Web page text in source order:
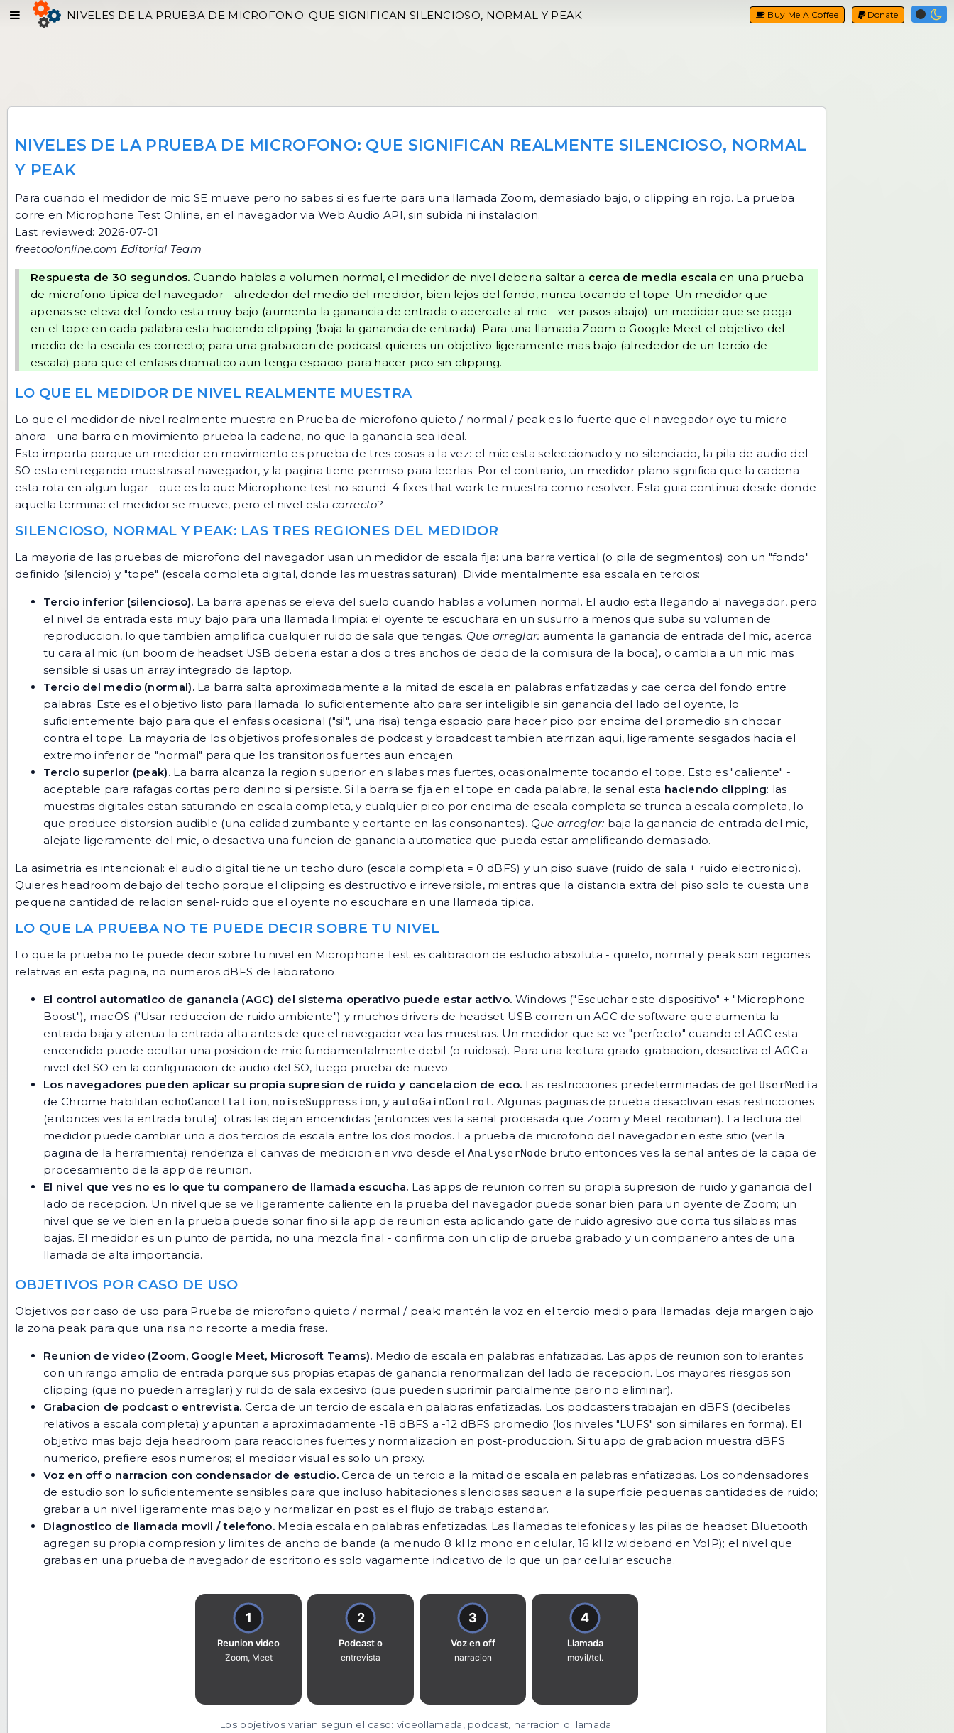
Donate
Buy Me A Coffee
NIVELES DE LA PRUEBA DE MICROFONO: QUE SIGNIFICAN SILENCIOSO, NORMAL Y PEAK
NIVELES DE LA PRUEBA DE MICROFONO: QUE SIGNIFICAN REALMENTE SILENCIOSO, NORMAL
Y PEAK
Para cuando el medidor de mic SE mueve pero no sabes si es fuerte para una llamada Zoom, demasiado bajo, o clipping en rojo. La prueba
corre en Microphone Test Online, en el navegador via Web Audio API, sin subida ni instalacion.
Last reviewed: 2026-07-01
freetoolonline.com Editorial Team
Respuesta de 30 segundos. Cuando hablas a volumen normal, el medidor de nivel deberia saltar a cerca de media escala en una prueba
de microfono tipica del navegador - alrededor del medio del medidor, bien lejos del fondo, nunca tocando el tope. Un medidor que
apenas se eleva del fondo esta muy bajo (aumenta la ganancia de entrada o acercate al mic - ver pasos abajo); un medidor que se pega
en el tope en cada palabra esta haciendo clipping (baja la ganancia de entrada). Para una llamada Zoom o Google Meet el objetivo del
medio de la escala es correcto; para una grabacion de podcast quieres un objetivo ligeramente mas bajo (alrededor de un tercio de
escala) para que el enfasis dramatico aun tenga espacio para hacer pico sin clipping.
LO QUE EL MEDIDOR DE NIVEL REALMENTE MUESTRA
Lo que el medidor de nivel realmente muestra en Prueba de microfono quieto / normal / peak es lo fuerte que el navegador oye tu micro
ahora - una barra en movimiento prueba la cadena, no que la ganancia sea ideal.
Esto importa porque un medidor en movimiento es prueba de tres cosas a la vez: el mic esta seleccionado y no silenciado, la pila de audio del
SO esta entregando muestras al navegador, y la pagina tiene permiso para leerlas. Por el contrario, un medidor plano significa que la cadena
esta rota en algun lugar - que es lo que Microphone test no sound: 4 fixes that work te muestra como resolver. Esta guia continua desde donde
aquella termina: el medidor se mueve, pero el nivel estacorrecto?
SILENCIOSO, NORMAL Y PEAK: LAS TRES REGIONES DEL MEDIDOR
La mayoria de las pruebas de microfono del navegador usan un medidor de escala fija: una barra vertical (o pila de segmentos) con un "fondo"
definido (silencio) y "tope" (escala completa digital, donde las muestras saturan). Divide mentalmente esa escala en tercios:
Tercio inferior (silencioso). La barra apenas se eleva del suelo cuando hablas a volumen normal. El audio esta llegando al navegador, pero
el nivel de entrada esta muy bajo para una llamada limpia: el oyente te escuchara en un susurro a menos que suba su volumen de
reproduccion, lo que tambien amplifica cualquier ruido de sala que tengas. Que arreglar: aumenta la ganancia de entrada del mic, acerca
tu cara al mic (un boom de headset USB deberia estar a dos o tres anchos de dedo de la comisura de la boca), o cambia a un mic mas
sensible si usas un array integrado de laptop.
Tercio del medio (normal).La barra salta aproximadamente a la mitad de escala en palabras enfatizadas y cae cerca del fondo entre
palabras. Este es el objetivo listo para llamada: lo suficientemente alto para ser inteligible sin ganancia del lado del oyente, lo
suficientemente bajo para que el enfasis ocasional ("si!", una risa) tenga espacio para hacer pico por encima del promedio sin chocar
contra el tope. La mayoria de los objetivos profesionales de podcast y broadcast tambien aterrizan aqui, ligeramente sesgados hacia el
extremo inferior de "normal" para que los transitorios fuertes aun encajen.
Tercio superior (peak).La barra alcanza la region superior en silabas mas fuertes, ocasionalmente tocando el tope. Esto es "caliente" -
aceptable para rafagas cortas pero danino si persiste. Si la barra se fija en el tope en cada palabra, la senal esta haciendo clipping: las
muestras digitales estan saturando en escala completa, y cualquier pico por encima de escala completa se trunca a escala completa, lo
que produce distorsion audible (una calidad zumbante y cortante en las consonantes). Que arreglar: baja la ganancia de entrada del mic,
alejate ligeramente del mic, o desactiva una funcion de ganancia automatica que pueda estar amplificando demasiado.
La asimetria es intencional: el audio digital tiene un techo duro (escala completa = 0 dBFS) y un piso suave (ruido de sala + ruido electronico).
Quieres headroom debajo del techo porque el clipping es destructivo e irreversible, mientras que la distancia extra del piso solo te cuesta una
pequena cantidad de relacion senal-ruido que el oyente no escuchara en una llamada tipica.
LO QUE LA PRUEBA NO TE PUEDE DECIR SOBRE TU NIVEL
Lo que la prueba no te puede decir sobre tu nivel en Microphone Test es calibracion de estudio absoluta - quieto, normal y peak son regiones
relativas en esta pagina, no numeros dBFS de laboratorio.
El control automatico de ganancia (AGC) del sistema operativo puede estar activo. Windows ("Escuchar este dispositivo" + "Microphone
Boost"), macOS ("Usar reduccion de ruido ambiente") y muchos drivers de headset USB corren un AGC de software que aumenta la
entrada baja y atenua la entrada alta antes de que el navegador vea las muestras. Un medidor que se ve "perfecto" cuando el AGC esta
encendido puede ocultar una posicion de mic fundamentalmente debil (o ruidosa). Para una lectura grado-grabacion, desactiva el AGC a
nivel del SO en la configuracion de audio del SO, luego prueba de nuevo.
Los navegadores pueden aplicar su propia supresion de ruido y cancelacion de eco. Las restricciones predeterminadas de getUserMedia
de Chrome habilitan echoCancellation, noiseSuppression, y autoGainControl. Algunas paginas de prueba desactivan esas restricciones
(entonces ves la entrada bruta); otras las dejan encendidas (entonces ves la senal procesada que Zoom y Meet recibirian). La lectura del
medidor puede cambiar uno a dos tercios de escala entre los dos modos. La prueba de microfono del navegador en este sitio (ver la
pagina de la herramienta) renderiza el canvas de medicion en vivo desde el AnalyserNode bruto entonces ves la senal antes de la capa de
procesamiento de la app de reunion.
El nivel que ves no es lo que tu companero de llamada escucha. Las apps de reunion corren su propia supresion de ruido y ganancia del
lado de recepcion. Un nivel que se ve ligeramente caliente en la prueba del navegador puede sonar bien para un oyente de Zoom; un
nivel que se ve bien en la prueba puede sonar fino si la app de reunion esta aplicando gate de ruido agresivo que corta tus silabas mas
bajas. El medidor es un punto de partida, no una mezcla final - confirma con un clip de prueba grabado y un companero antes de una
llamada de alta importancia.
OBJETIVOS POR CASO DE USO
Objetivos por caso de uso para Prueba de microfono quieto / normal / peak: mantén la voz en el tercio medio para llamadas; deja margen bajo
la zona peak para que una risa no recorte a media frase.
Reunion de video (Zoom, Google Meet, Microsoft Teams). Medio de escala en palabras enfatizadas. Las apps de reunion son tolerantes
con un rango amplio de entrada porque sus propias etapas de ganancia renormalizan del lado de recepcion. Los mayores riesgos son
clipping (que no pueden arreglar) y ruido de sala excesivo (que pueden suprimir parcialmente pero no eliminar).
Grabacion de podcast o entrevista. Cerca de un tercio de escala en palabras enfatizadas. Los podcasters trabajan en dBFS (decibeles
relativos a escala completa) y apuntan a aproximadamente -18 dBFS a -12 dBFS promedio (los niveles "LUFS" son similares en forma). El
objetivo mas bajo deja headroom para reacciones fuertes y normalizacion en post-produccion. Si tu app de grabacion muestra dBFS
numerico, prefiere esos numeros; el medidor visual es solo un proxy.
Voz en off o narracion con condensador de estudio. Cerca de un tercio a la mitad de escala en palabras enfatizadas. Los condensadores
de estudio son lo suficientemente sensibles para que incluso habitaciones silenciosas saquen a la superficie pequenas cantidades de ruido;
grabar a un nivel ligeramente mas bajo y normalizar en post es el flujo de trabajo estandar.
Diagnostico de llamada movil / telefono. Media escala en palabras enfatizadas. Las llamadas telefonicas y las pilas de headset Bluetooth
agregan su propia compresion y limites de ancho de banda (a menudo 8 kHz mono en celular, 16 kHz wideband en VoIP); el nivel que
grabas en una prueba de navegador de escritorio es solo vagamente indicativo de lo que un par celular escucha.
Los objetivos varian segun el caso: videollamada, podcast, narracion o llamada.